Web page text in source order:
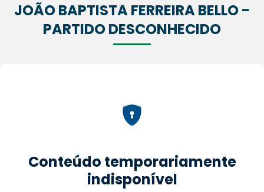
JOÃO BAPTISTA FERREIRA BELLO -
PARTIDO DESCONHECIDO
Conteúdo temporariamente
indisponível